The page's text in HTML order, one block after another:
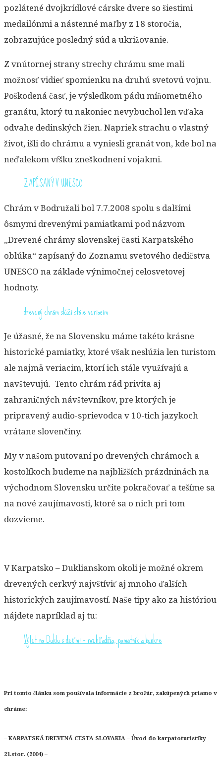
pozlátené dvojkrídlové cárske dvere so šiestimi
medailónmi a nástenné maľby z 18 storočia,
zobrazujúce posledný súd a ukrižovanie.
Z vnútornej strany strechy chrámu sme mali
možnosť vidieť spomienku na druhú svetovú vojnu.
Poškodená časť, je výsledkom pádu míňometného
granátu, ktorý tu nakoniec nevybuchol len vďaka
odvahe dedinských žien. Napriek strachu o vlastný
život, išli do chrámu a vyniesli granát von, kde bol na
neďalekom vŕšku zneškodnení vojakmi.
ZAPÍSANÝ V UNESCO
Chrám v Bodružali bol 7.7.2008 spolu s dalšími
ôsmymi drevenými pamiatkami pod názvom
„Drevené chrámy slovenskej časti Karpatského
oblúka“ zapísaný do Zoznamu svetového dedičstva
UNESCO na základe výnimočnej celosvetovej
hodnoty.
drevený chrám slúži stále veriacim
Je úžasné, že na Slovensku máme takéto krásne
historické pamiatky, ktoré však neslúžia len turistom
ale najmä veriacim, ktorí ich stále využívajú a
navštevujú. Tento chrám rád privíta aj
zahraničných návštevníkov, pre ktorých je
pripravený audio-sprievodca v 10-tich jazykoch
vrátane slovenčiny.
My v našom putovaní po drevených chrámoch a
kostolíkoch budeme na najbližších prázdninách na
východnom Slovensku určite pokračovať a tešíme sa
na nové zaujímavosti, ktoré sa o nich pri tom
dozvieme.
V Karpatsko – Duklianskom okoli je možné okrem
drevených cerkvý najvštíviť aj mnoho ďalších
historických zaujímavostí. Naše tipy ako za históriou
nájdete napríklad aj tu:
Výlet na Duklu s deťmi – rozhľadňa, pamätník a bunkre
Pri tomto článku som používala informácie z brožúr, zakúpených priamo v
chráme:
– KARPATSKÁ DREVENÁ CESTA SLOVAKIA – Ůvod do karpatoturistiky
21.stor. (2004) –